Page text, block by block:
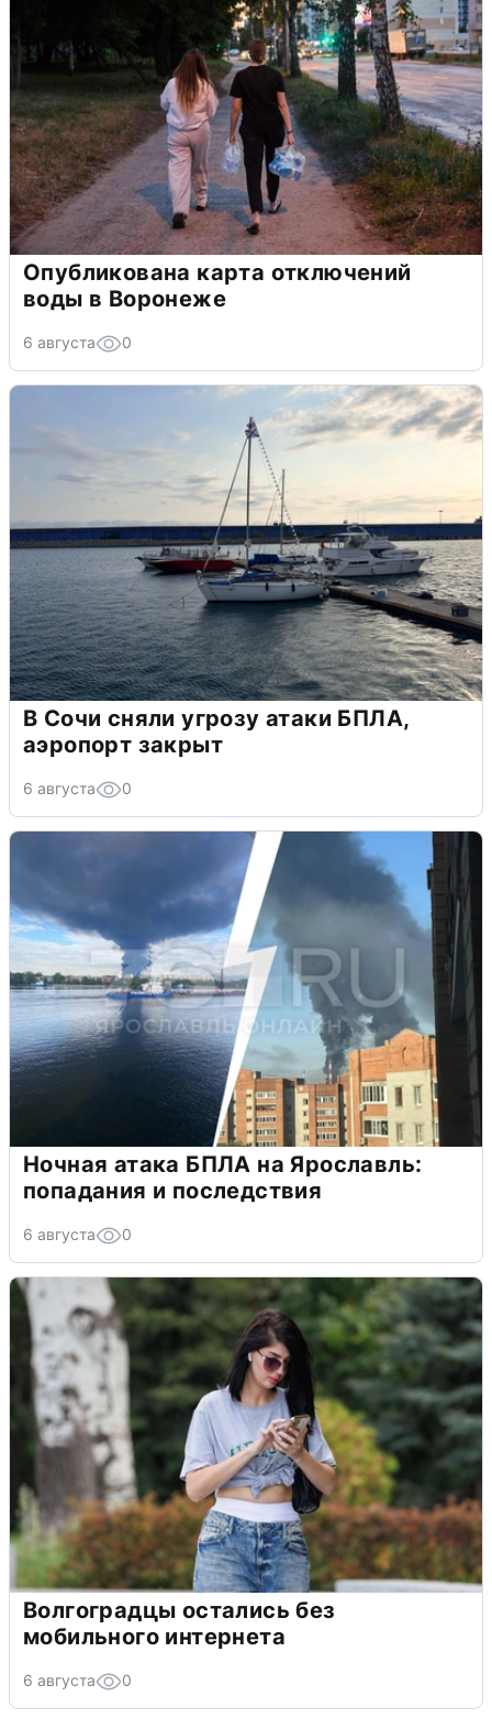
Опубликована карта отключений
воды в Воронеже
6 августа 0
В Сочи сняли угрозу атаки БПЛА,
аэропорт закрыт
6 августа 0
Ночная атака БПЛА на Ярославль:
попадания и последствия
6 августа 0
Волгоградцы остались без
мобильного интернета
6 августа 0